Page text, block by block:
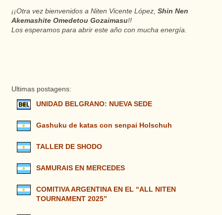
¡¡Otra vez bienvenidos a Niten Vicente López, Shin Nen
Akemashite Omedetou Gozaimasu!!
Los esperamos para abrir este año con mucha energía.
Ultimas postagens:
UNIDAD BELGRANO: NUEVA SEDE
Gashuku de katas con senpai Holschuh
TALLER DE SHODO
SAMURAIS EN MERCEDES
COMITIVA ARGENTINA EN EL “ALL NITEN
TOURNAMENT 2025”